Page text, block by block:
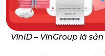
VinID – VinGroup là